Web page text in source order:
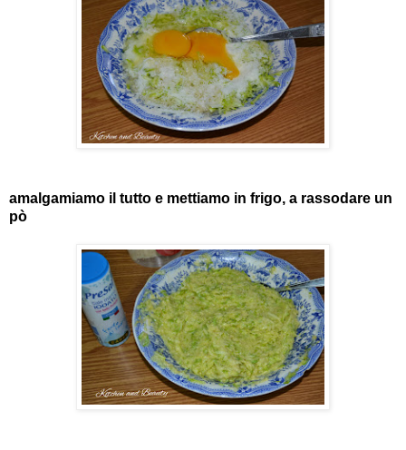
amalgamiamo il tutto e mettiamo in frigo, a rassodare un
pò